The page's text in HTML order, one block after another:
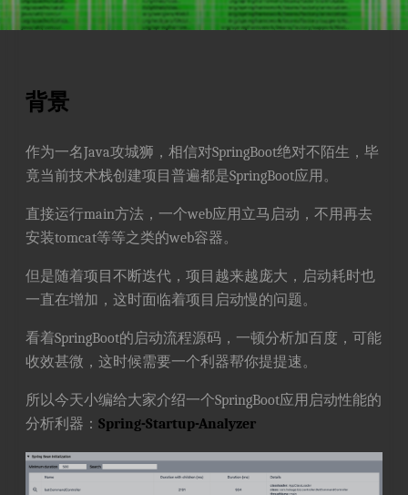
背景
作为一名Java攻城狮，相信对SpringBoot绝对不陌生，毕
竟当前技术栈创建项目普遍都是SpringBoot应用。
直接运行main方法，一个web应用立马启动，不用再去
安装tomcat等等之类的web容器。
但是随着项目不断迭代，项目越来越庞大，启动耗时也
一直在增加，这时面临着项目启动慢的问题。
看着SpringBoot的启动流程源码，一顿分析加百度，可能
收效甚微，这时候需要一个利器帮你提提速。
所以今天小编给大家介绍一个SpringBoot应用启动性能的
分析利器： Spring-Startup-Analyzer